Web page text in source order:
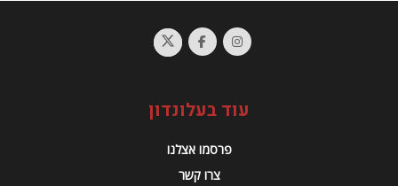
עוד בעלונדון
פרסמו אצלנו
צרו קשר